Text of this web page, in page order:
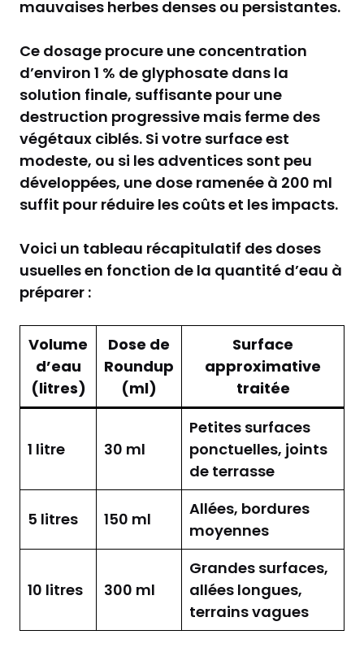
mauvaises herbes denses ou persistantes.
Ce dosage procure une concentration
d’environ 1 % de glyphosate dans la
solution finale, suffisante pour une
destruction progressive mais ferme des
végétaux ciblés. Si votre surface est
modeste, ou si les adventices sont peu
développées, une dose ramenée à 200 ml
suffit pour réduire les coûts et les impacts.
Voici un tableau récapitulatif des doses
usuelles en fonction de la quantité d’eau à
préparer :
Volume
d’eau
(litres)
Dose de
Roundup
(ml)
Surface
approximative
traitée
1 litre 30 ml
Petites surfaces
ponctuelles, joints
de terrasse
5 litres 150 ml
Allées, bordures
moyennes
10 litres 300 ml
Grandes surfaces,
allées longues,
terrains vagues